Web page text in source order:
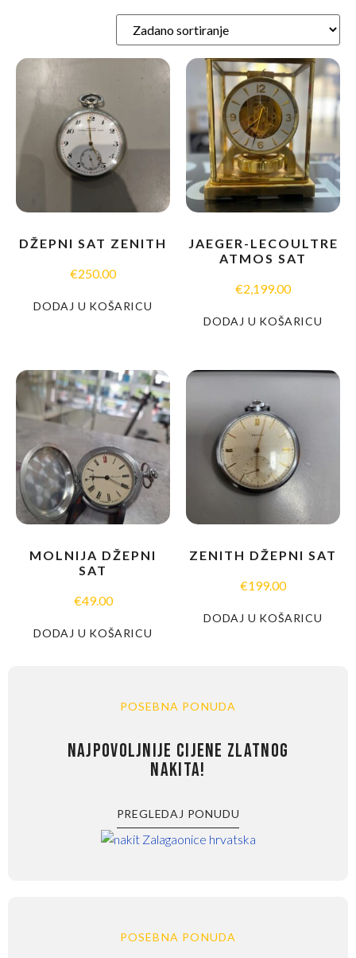
DŽEPNI SAT ZENITH
€250.00
DODAJ U KOŠARICU
JAEGER-LECOULTRE
ATMOS SAT
€2,199.00
DODAJ U KOŠARICU
MOLNIJA DŽEPNI
SAT
€49.00
DODAJ U KOŠARICU
ZENITH DŽEPNI SAT
€199.00
DODAJ U KOŠARICU
POSEBNA PONUDA
NAJPOVOLJNIJE CIJENE ZLATNOG
NAKITA!
PREGLEDAJ PONUDU
POSEBNA PONUDA